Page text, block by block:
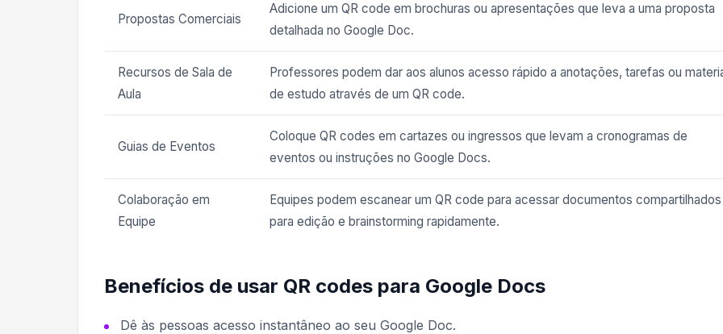
Propostas Comerciais
Adicione um QR code em brochuras ou apresentações que leva a uma proposta
detalhada no Google Doc.
Recursos de Sala de
Aula
Professores podem dar aos alunos acesso rápido a anotações, tarefas ou
de estudo através de um QR code.
Guias de Eventos
Coloque QR codes em cartazes ou ingressos que levam a cronogramas de
eventos ou instruções no Google Docs.
Colaboração em
Equipe
Equipes podem escanear um QR code para acessar documentos compartilhados
para edição e brainstorming rapidamente.
Benefícios de usar QR codes para Google Docs
Dê às pessoas acesso instantâneo ao seu Google Doc.